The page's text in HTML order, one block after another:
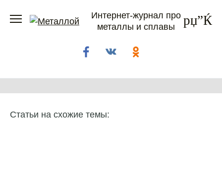
Интернет-журнал про
металлы и сплавы
Статьи на схожие темы: